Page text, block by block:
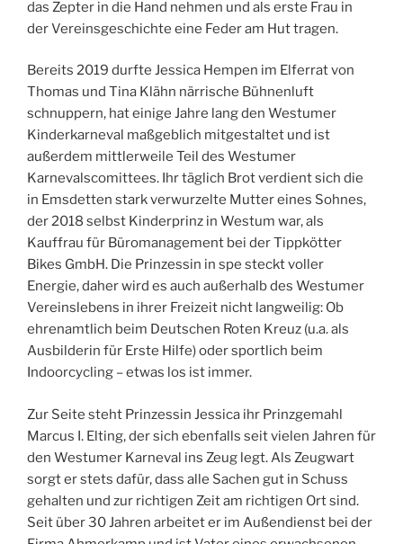
das Zepter in die Hand nehmen und als erste Frau in
der Vereinsgeschichte eine Feder am Hut tragen.
Bereits 2019 durfte Jessica Hempen im Elferrat von
Thomas und Tina Klähn närrische Bühnenluft
schnuppern, hat einige Jahre lang den Westumer
Kinderkarneval maßgeblich mitgestaltet und ist
außerdem mittlerweile Teil des Westumer
Karnevalscomittees. Ihr täglich Brot verdient sich die
in Emsdetten stark verwurzelte Mutter eines Sohnes,
der 2018 selbst Kinderprinz in Westum war, als
Kauffrau für Büromanagement bei der Tippkötter
Bikes GmbH. Die Prinzessin in spe steckt voller
Energie, daher wird es auch außerhalb des Westumer
Vereinslebens in ihrer Freizeit nicht langweilig: Ob
ehrenamtlich beim Deutschen Roten Kreuz (u.a. als
Ausbilderin für Erste Hilfe) oder sportlich beim
Indoorcycling – etwas los ist immer.
Zur Seite steht Prinzessin Jessica ihr Prinzgemahl
Marcus I. Elting, der sich ebenfalls seit vielen Jahren für
den Westumer Karneval ins Zeug legt. Als Zeugwart
sorgt er stets dafür, dass alle Sachen gut in Schuss
gehalten und zur richtigen Zeit am richtigen Ort sind.
Seit über 30 Jahren arbeitet er im Außendienst bei der